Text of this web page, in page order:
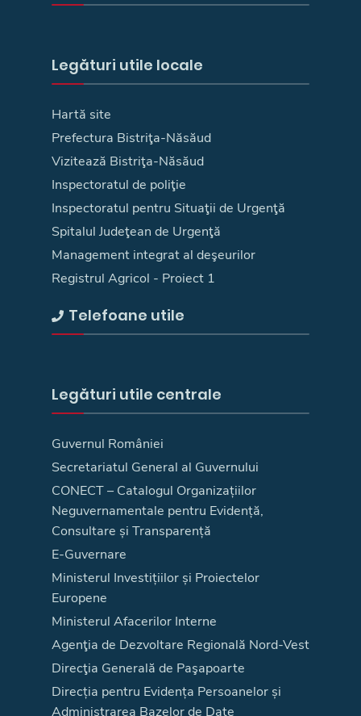
Legături utile locale
Hartă site
Prefectura Bistriţa-Năsăud
Vizitează Bistriţa-Năsăud
Inspectoratul de poliţie
Inspectoratul pentru Situaţii de Urgenţă
Spitalul Judeţean de Urgenţă
Management integrat al deşeurilor
Registrul Agricol - Proiect 1
Telefoane utile
Legături utile centrale
Guvernul României
Secretariatul General al Guvernului
CONECT – Catalogul Organizațiilor
Neguvernamentale pentru Evidență,
Consultare și Transparență
E-Guvernare
Ministerul Investițiilor și Proiectelor
Europene
Ministerul Afacerilor Interne
Agenţia de Dezvoltare Regională Nord-Vest
Direcţia Generală de Paşapoarte
Direcția pentru Evidența Persoanelor și
Administrarea Bazelor de Date